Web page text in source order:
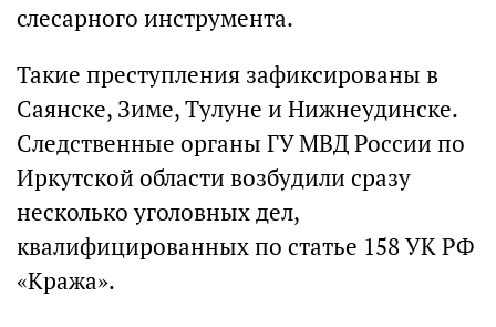
слесарного инструмента.
Такие преступления зафиксированы в
Саянске, Зиме, Тулуне и Нижнеудинске.
Следственные органы ГУ МВД России по
Иркутской области возбудили сразу
несколько уголовных дел,
квалифицированных по статье 158 УК РФ
«Кража».